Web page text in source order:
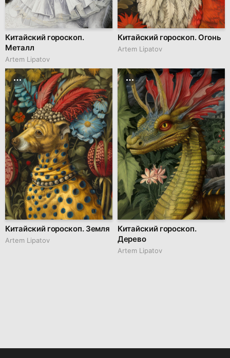
Китайский гороскоп.
Металл
Artem Lipatov
Китайский гороскоп. Огонь
Artem Lipatov
Китайский гороскоп. Земля
Artem Lipatov
Китайский гороскоп.
Дерево
Artem Lipatov